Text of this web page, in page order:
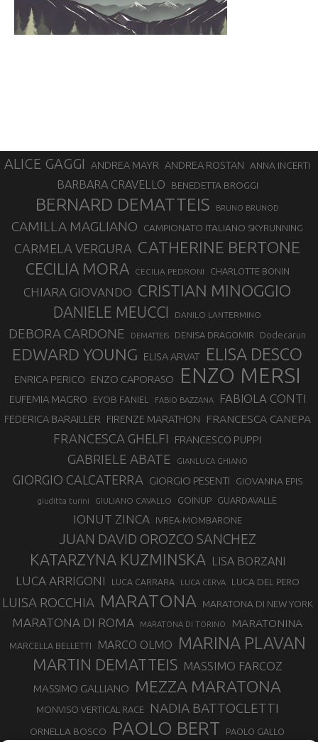
ALICE GAGGI ANDREA MAYR ANDREA ROSTAN ANNA INCERTI
BARBARA CRAVELLO BENEDETTA BROGGI
BERNARD DEMATTEIS BRUNO BRUNOD
CAMILLA MAGLIANO CAMPIONATO ITALIANO SKYRUNNING
CARMELA VERGURA CATHERINE BERTONE
CECILIA MORA CECILIA PEDRONI CHARLOTTE BONIN
CHIARA GIOVANDO CRISTIAN MINOGGIO
DANIELE MEUCCI DANILO LANTERMINO
DEBORA CARDONE DEMATTEIS DENISA DRAGOMIR Dodecarun
EDWARD YOUNG ELISA ARVAT ELISA DESCO
ENRICA PERICO ENZO CAPORASO ENZO MERSI
EUFEMIA MAGRO EYOB FANIEL FABIO BAZZANA FABIOLA CONTI
FEDERICA BARAILLER FIRENZE MARATHON FRANCESCA CANEPA
FRANCESCA GHELFI FRANCESCO PUPPI
GABRIELE ABATE GIANLUCA GHIANO
GIORGIO CALCATERRA GIORGIO PESENTI GIOVANNA EPIS
giuditta turini GIULIANO CAVALLO GOINUP GUARDAVALLE
IONUT ZINCA IVREA-MOMBARONE
JUAN DAVID OROZCO SANCHEZ
KATARZYNA KUZMINSKA LISA BORZANI
LUCA ARRIGONI LUCA CARRARA LUCA CERVA LUCA DEL PERO
LUISA ROCCHIA MARATONA MARATONA DI NEW YORK
MARATONA DI ROMA MARATONA DI TORINO MARATONINA
MARCELLA BELLETTI MARCO OLMO MARINA PLAVAN
MARTIN DEMATTEIS MASSIMO FARCOZ
MASSIMO GALLIANO MEZZA MARATONA
MONVISO VERTICAL RACE NADIA BATTOCLETTI
ORNELLA BOSCO PAOLO BERT PAOLO GALLO